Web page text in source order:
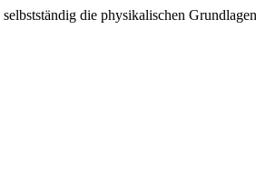
die physikalischen